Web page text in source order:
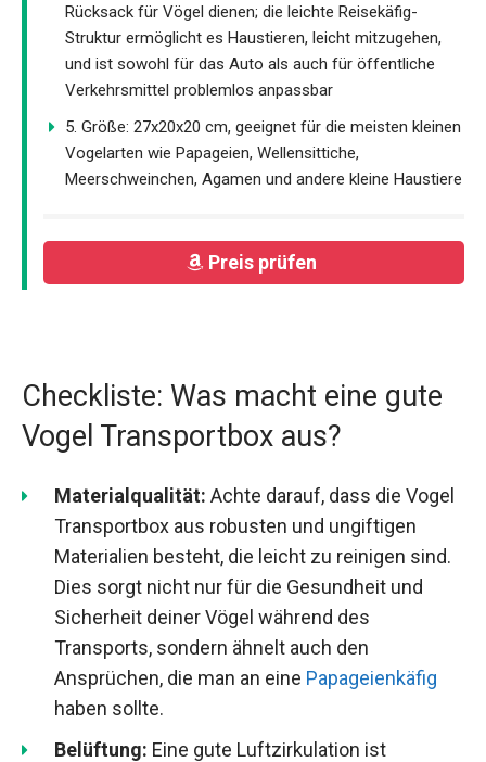
Rücksack für Vögel dienen; die leichte Reisekäfig-
Struktur ermöglicht es Haustieren, leicht mitzugehen,
und ist sowohl für das Auto als auch für öffentliche
Verkehrsmittel problemlos anpassbar
5. Größe: 27x20x20 cm, geeignet für die meisten kleinen
Vogelarten wie Papageien, Wellensittiche,
Meerschweinchen, Agamen und andere kleine Haustiere
Preis prüfen
Checkliste: Was macht eine gute
Vogel Transportbox aus?
Materialqualität: Achte darauf, dass die Vogel
Transportbox aus robusten und ungiftigen
Materialien besteht, die leicht zu reinigen sind.
Dies sorgt nicht nur für die Gesundheit und
Sicherheit deiner Vögel während des
Transports, sondern ähnelt auch den
Ansprüchen, die man an eine Papageienkäfig
haben sollte.
Belüftung: Eine gute Luftzirkulation ist